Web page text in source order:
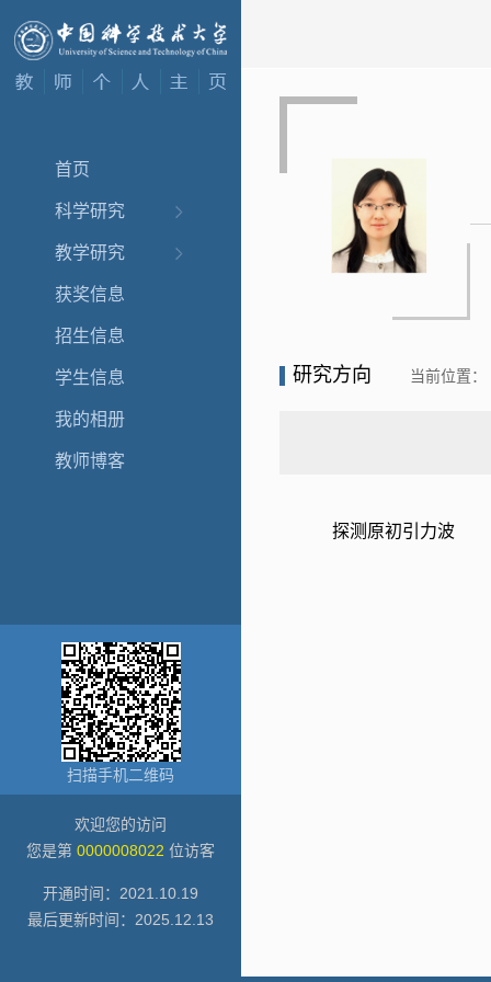
首页
科学研究
教学研究
获奖信息
招生信息
学生信息
我的相册
教师博客
扫描手机二维码
欢迎您的访问
您是第 0000008022 位访客
开通时间： 2021 10 19
最后更新时间： 2025 12 13
研究方向 当前位置：
探测原初引力波